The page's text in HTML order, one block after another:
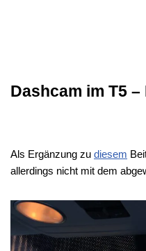
Dashcam im T5
Als Ergänzung zu diesem
allerdings nicht mit dem